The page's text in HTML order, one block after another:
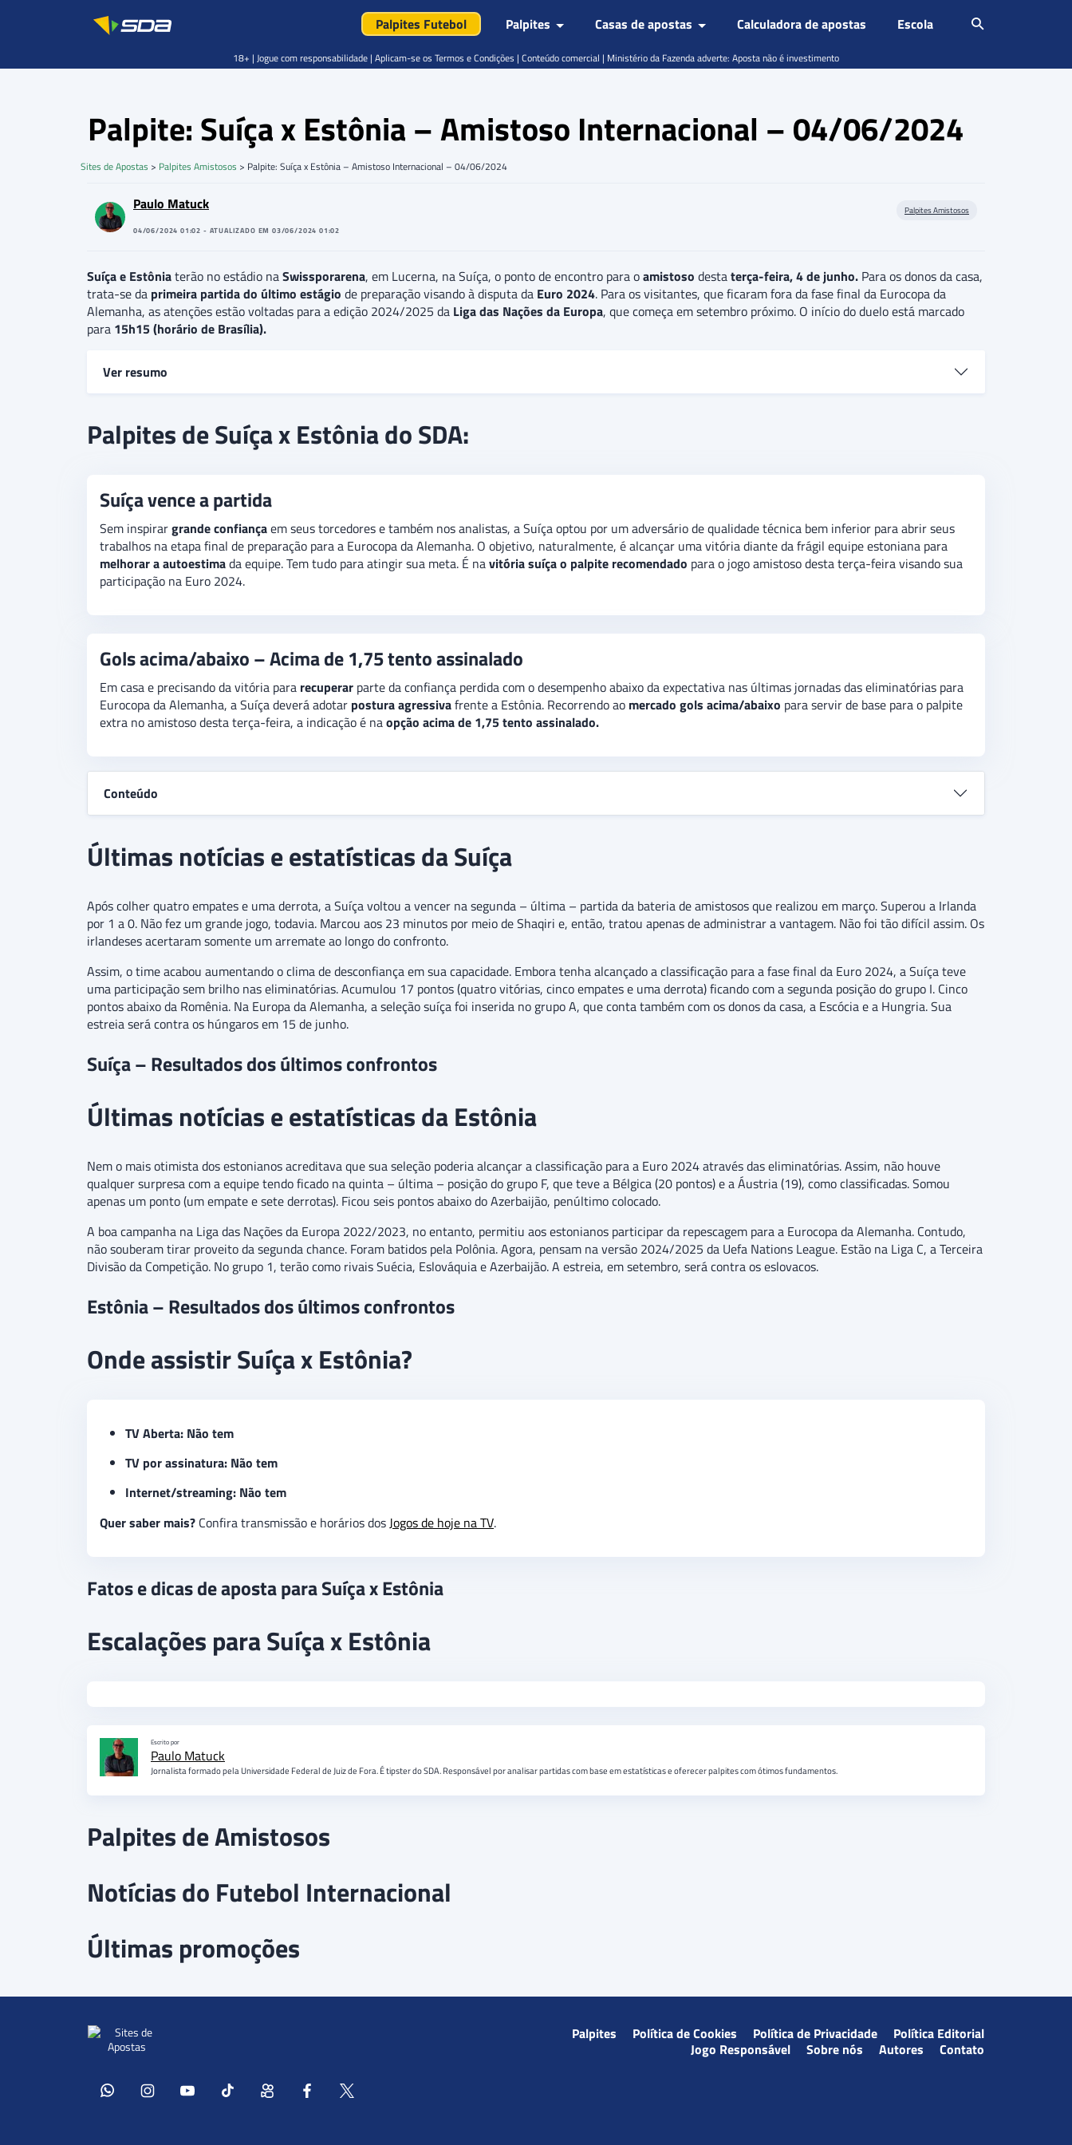
Palpites Futebol Palpites Casas de apostas Calculadora de apostas Escola
Palpite: Suíça x Estônia – Amistoso Internacional – 04/06/2024
Sites de Apostas > Palpites Amistosos > Palpite: Suíça x Estônia – Amistoso Internacional – 04/06/2024
Paulo Matuck
04/06/2024 01:02 - ATUALIZADO EM 03/06/2024 01:02
Palpites Amistosos
Suíça e Estôniaterão no estádio naSwissporarena, em Lucerna, na Suíça, o ponto de encontro para oamistoso destaterça-feira, 4 de junho. Para os donos da casa,
trata-se da primeira partida do último estágio de preparação visando à disputa da Euro 2024. Para os visitantes, que ficaram fora da fase final da Eurocopa da
Alemanha, as atenções estão voltadas para a edição 2024/2025 da Liga das Nações da Europa, que começa em setembro próximo. O início do duelo está marcado
para 15h15 (horário de Brasília).
Ver resumo
sua vítima. Os estonianos não ganham um jogo sequer desde janeiro do ano passado.
recomendação para o amistoso desta terça-feira. Nomercado gols acima/abaixo
Palpites de Suíça x Estônia do SDA:
Suíça vence a partida
Sem inspirargrande confiançaem seus torcedores e também nos analistas, a Suíça optou por um adversário de qualidade técnica bem inferior para abrir seus
trabalhos na etapa final de preparação para a Eurocopa da Alemanha. O objetivo, naturalmente, é alcançar uma vitória diante da frágil equipe estoniana para
melhorar a autoestimada equipe. Tem tudo para atingir sua meta. É navitória suíça o palpite recomendado para o jogo amistoso desta terça-feira visando sua
participação na Euro 2024.
Gols acima/abaixo – Acima de 1,75 tento assinalado
Em casa e precisando da vitória para recuperar parte da confiança perdida com o desempenho abaixo da expectativa nas últimas jornadas das eliminatórias para
Eurocopa da Alemanha, a Suíça deverá adotar postura agressivafrente a Estônia. Recorrendo ao mercado gols acima/abaixo para servir de base para o palpite
extra no amistoso desta terça-feira, a indicação é naopção acima de 1,75 tento assinalado.
Conteúdo
Últimas notícias e estatísticas da Suíça
Após colher quatro empates e uma derrota, a Suíça voltou a vencer na segunda – última – partida da bateria de amistosos que realizou em março. Superou a Irlanda
por 1 a 0. Não fez um grande jogo, todavia. Marcou aos 23 minutos por meio de Shaqiri e, então, tratou apenas de administrar a vantagem. Não foi tão difícil assim. Os
irlandeses acertaram somente um arremate ao longo do confronto.
Assim, o time acabou aumentando o clima de desconfiança em sua capacidade. Embora tenha alcançado a classificação para a fase final da Euro 2024, a Suíça teve
uma participação sem brilho nas eliminatórias. Acumulou 17 pontos (quatro vitórias, cinco empates e uma derrota) ficando com a segunda posição do grupo I. Cinco
pontos abaixo da Romênia. Na Europa da Alemanha, a seleção suíça foi inserida no grupo A, que conta também com os donos da casa, a Escócia e a Hungria. Sua
estreia será contra os húngaros em 15 de junho.
Suíça – Resultados dos últimos confrontos
Últimas notícias e estatísticas da Estônia
Nem o mais otimista dos estonianos acreditava que sua seleção poderia alcançar a classificação para a Euro 2024 através das eliminatórias. Assim, não houve
qualquer surpresa com a equipe tendo ficado na quinta – última – posição do grupo F, que teve a Bélgica (20 pontos) e a Áustria (19), como classificadas. Somou
apenas um ponto (um empate e sete derrotas). Ficou seis pontos abaixo do Azerbaijão, penúltimo colocado.
A boa campanha na Liga das Nações da Europa 2022/2023, no entanto, permitiu aos estonianos participar da repescagem para a Eurocopa da Alemanha. Contudo,
não souberam tirar proveito da segunda chance. Foram batidos pela Polônia. Agora, pensam na versão 2024/2025 da Uefa Nations League. Estão na Liga C, a Terceira
Divisão da Competição. No grupo 1, terão como rivais Suécia, Eslováquia e Azerbaijão. A estreia, em setembro, será contra os eslovacos.
Estônia – Resultados dos últimos confrontos
Onde assistir Suíça x Estônia?
TV Aberta: Não tem
TV por assinatura: Não tem
Internet/streaming: Não tem
Quer saber mais? Confira transmissão e horários dosJogos de hoje na TV.
Fatos e dicas de aposta para Suíça x Estônia
Escalações para Suíça x Estônia
Escrito por
Paulo Matuck
Jornalista formado pela Universidade Federal de Juiz de Fora. É tipster do SDA. Responsável por analisar partidas com base em estatísticas e oferecer palpites com ótimos fundamentos.
Palpites de Amistosos
Notícias do Futebol Internacional
Últimas promoções
Palpites Política de Cookies Política de Privacidade
Política Editorial
Jogo Responsável
Sobre nós Autores Contato
18+ | Jogue com responsabilidade | Aplicam-se os Termos e Condições | Conteúdo comercial | Ministério da Fazenda adverte: Aposta não é investimento